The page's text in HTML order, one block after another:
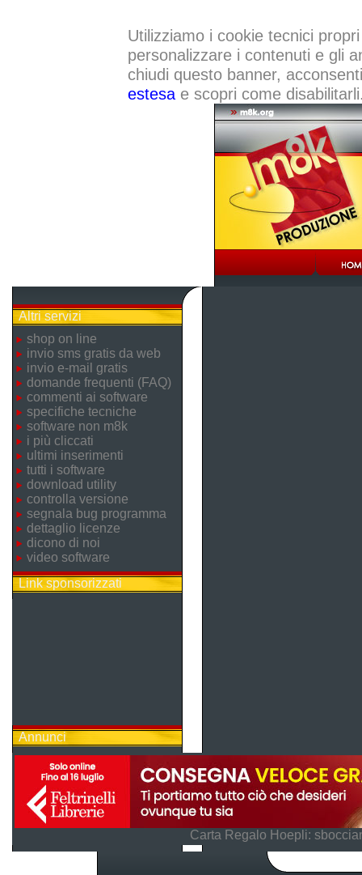
Utilizziamo i cookie tecnici
personalizzare i contenuti e gli
chiudi questo banner,
estesae scopri come
Altri servizi
shop on line
invio sms gratis da web
invio e-mail gratis
domande frequenti (FAQ)
commenti ai software
specifiche tecniche
software non m8k
i più cliccati
ultimi inserimenti
tutti i software
download utility
controlla versione
segnala bug programma
dettaglio licenze
dicono di noi
video software
Link sponsorizzati
Annunci
Carta Regalo Hoepli: